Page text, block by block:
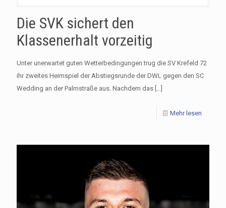
Die SVK sichert den
Klassenerhalt vorzeitig
Unter unerwartet guten Wetterbedingungen trug die SV Krefeld 72
ihr zweites Heimspiel der Abstiegsrunde der DWL gegen den SC
Wedding an der Palmstraße aus. Nachdem das
Mehr lesen